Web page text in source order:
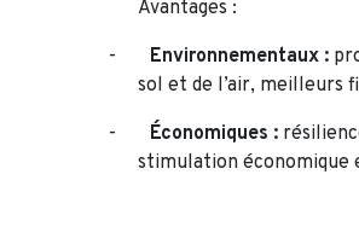
Avantages :
- Environnementaux :
sol et de l’air, meilleurs
- Économiques :
stimulation économique